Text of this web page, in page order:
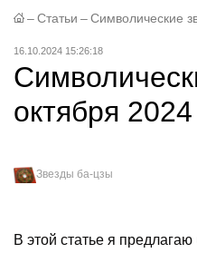
– Статьи – Символические
16.10.2024 15:26:18
октября 2024
Звезды ба-цзы
В этой статье я